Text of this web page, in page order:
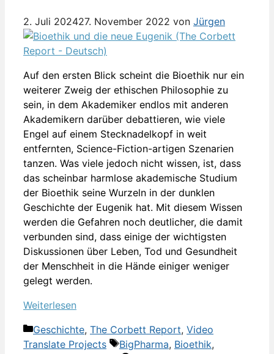
2. Juli 202427. November 2022 von Jürgen
Auf den ersten Blick scheint die Bioethik nur ein
weiterer Zweig der ethischen Philosophie zu
sein, in dem Akademiker endlos mit anderen
Akademikern darüber debattieren, wie viele
Engel auf einem Stecknadelkopf in weit
entfernten, Science-Fiction-artigen Szenarien
tanzen. Was viele jedoch nicht wissen, ist, dass
das scheinbar harmlose akademische Studium
der Bioethik seine Wurzeln in der dunklen
Geschichte der Eugenik hat. Mit diesem Wissen
werden die Gefahren noch deutlicher, die damit
verbunden sind, dass einige der wichtigsten
Diskussionen über Leben, Tod und Gesundheit
der Menschheit in die Hände einiger weniger
gelegt werden.
Weiterlesen
Kategorien
Geschichte, The Corbett Report, Video
Translate Projects
Schlagwörter
BigPharma, Bioethik,